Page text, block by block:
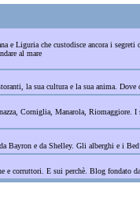
e Liguria che custodisce ancora i
al mare
la sua cultura e la sua anima.
Corniglia, Manarola,
Bayron e da Shelley. Gli alberghi e i
e corruttori. E sui perchè. Blog fondato